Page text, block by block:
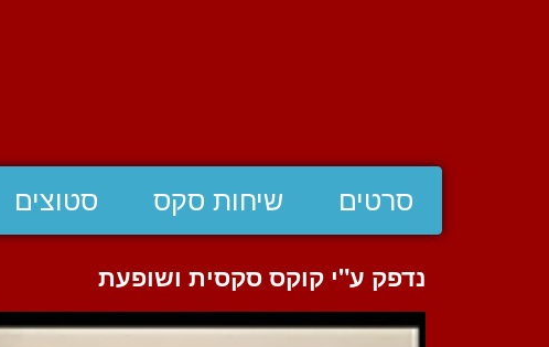
סרטים שיחות סקס סטוצים
נדפק ע"י קוקס סקסית ושופעת